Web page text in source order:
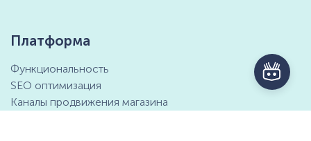
Платформа
Функциональность
SEO оптимизация
Каналы продвижения магазина